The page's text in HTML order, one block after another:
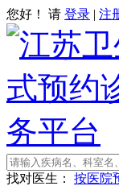
您好！ 请 登录 | 注
找对医生：
按医院